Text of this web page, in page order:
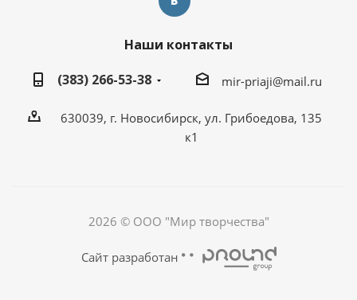
Наши контакты
(383) 266-53-38
mir-priaji@mail.ru
630039, г. Новосибирск, ул. Грибоедова, 135
к1
2026 © ООО "Мир творчества"
Сайт разработан